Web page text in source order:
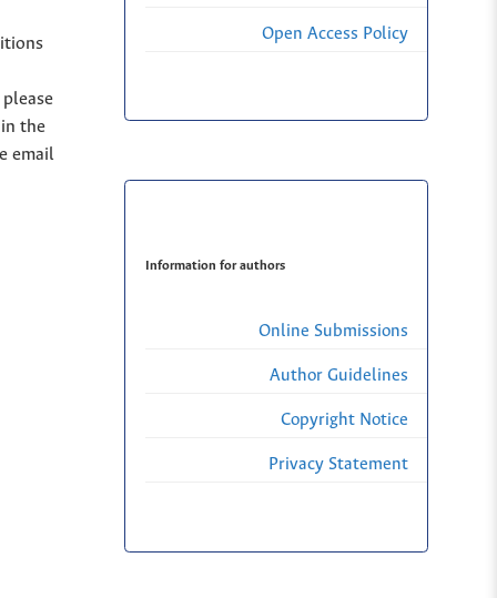
the
email
Open Access Policy
Information for authors
Online Submissions
Author Guidelines
Copyright Notice
Privacy Statement